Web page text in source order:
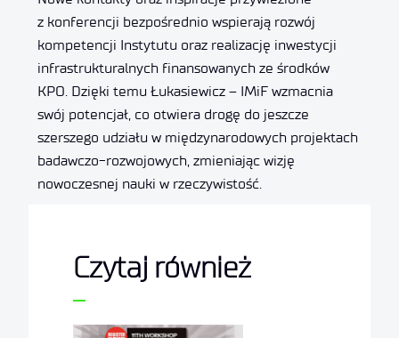
z konferencji bezpośrednio wspierają rozwój
kompetencji Instytutu oraz realizację inwestycji
infrastrukturalnych finansowanych ze środków
KPO. Dzięki temu Łukasiewicz – IMiF wzmacnia
swój potencjał, co otwiera drogę do jeszcze
szerszego udziału w międzynarodowych projektach
badawczo-rozwojowych, zmieniając wizję
nowoczesnej nauki w rzeczywistość.
Czytaj również